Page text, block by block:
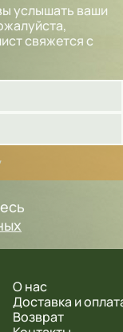
услышать ваши
свяжется с
О нас
Доставка и
Возврат